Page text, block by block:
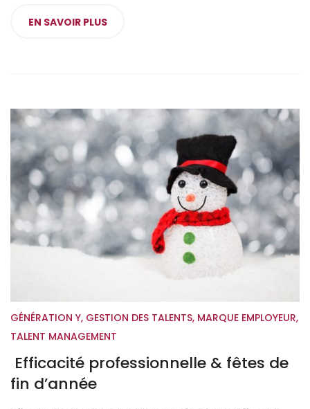
EN SAVOIR PLUS
GÉNÉRATION Y, GESTION DES TALENTS, MARQUE EMPLOYEUR,
TALENT MANAGEMENT
Efficacité professionnelle & fêtes de
fin d’année